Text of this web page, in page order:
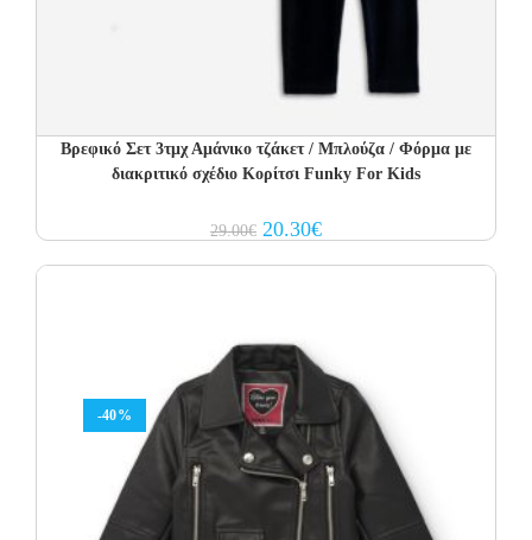
Βρεφικό Σετ 3τμχ Αμάνικο τζάκετ / Μπλούζα / Φόρμα με
διακριτικό σχέδιο Κορίτσι Funky For Kids
29.00€ Original
price
20.30€Current
price
-40%